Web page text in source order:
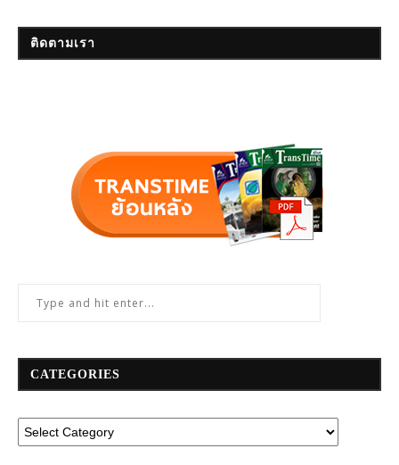
ติดตามเรา
CATEGORIES